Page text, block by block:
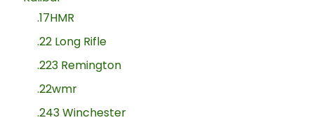
.17HMR
.22 Long Rifle
.223 Remington
.22wmr
.243 Winchester